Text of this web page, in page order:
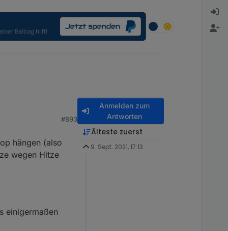
#893
hängen (also
wegen Hitze
einigermaßen
Anmelden zum
Antworten
Älteste zuerst
9. Sept. 2021, 17:13